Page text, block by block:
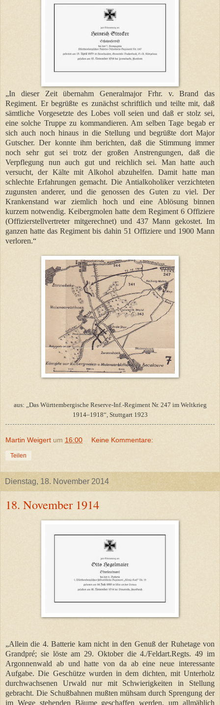
„In dieser Zeit übernahm Generalmajor Frhr. v. Brand das
Regiment. Er begrüßte es zunächst schriftlich und teilte mit, daß
sämtliche Vorgesetzte des Lobes voll seien und daß er stolz sei,
eine solche Truppe zu kommandieren. Am selben Tage begab er
sich auch noch hinaus in die Stellung und begrüßte dort Major
Gutscher. Der konnte ihm berichten, daß die Stimmung immer
noch sehr gut sei trotz der großen Anstrengungen, daß die
Verpflegung nun auch gut und reichlich sei. Man hatte auch
versucht, der Kälte mit Alkohol abzuhelfen. Damit hatte man
schlechte Erfahrungen gemacht. Die Antialkoholiker verzichteten
zugunsten anderer, und die genossen des Guten zu viel. Der
Krankenstand war ziemlich hoch und eine Ablösung binnen
kurzem notwendig. Keibergmolen hatte dem Regiment 6 Offiziere
(Offizierstellvertreter mitgerechnet) und 437 Mann gekostet. Im
ganzen hatte das Regiment bis dahin 51 Offiziere und 1900 Mann
verloren.“
aus: „Das Württembergische Reserve-Inf.-Regiment Nr. 247 im Weltkrieg
1914–1918“, Stuttgart 1923
Martin Weigert um 16:00 Keine Kommentare:
Teilen
Dienstag, 18. November 2014
18. November 1914
„Allein die 4. Batterie kam nicht in den Genuß der Ruhetage von
Grandpré; sie löste am 29. Oktober die 4./Feldart.Regts. 49 im
Argonnenwald ab und hatte von da ab eine neue interessante
Aufgabe. Die Geschütze wurden in dem dichten, mit Unterholz
durchwachsenen Urwald nur mit Schwierigkeiten in Stellung
gebracht. Die Schußbahnen mußten mühsam durch Sprengung der
im Wege stehenden Bäume geschaffen werden, um allmählich